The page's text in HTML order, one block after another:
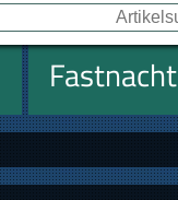
Fastnacht